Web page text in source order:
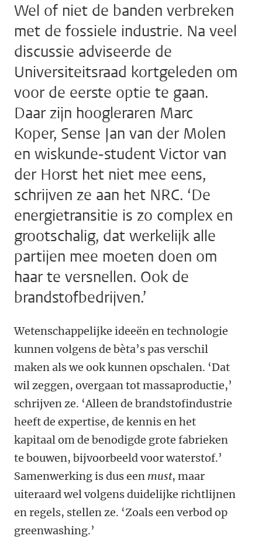
Wel of niet de banden verbreken
met de fossiele industrie. Na veel
discussie adviseerde de
Universiteitsraad kortgeleden om
voor de eerste optie te gaan.
Daar zijn hoogleraren Marc
Koper, Sense Jan van der Molen
en wiskunde-student Victor van
der Horst het niet mee eens,
schrijven ze aan het NRC. ‘De
energietransitie is zo complex en
grootschalig, dat werkelijk alle
partijen mee moeten doen om
haar te versnellen. Ook de
brandstofbedrijven.’
Wetenschappelijke ideeën en technologie
kunnen volgens de bèta’s pas verschil
maken als we ook kunnen opschalen. ‘Dat
wil zeggen, overgaan tot massaproductie,’
schrijven ze. ‘Alleen de brandstofindustrie
heeft de expertise, de kennis en het
kapitaal om de benodigde grote fabrieken
te bouwen, bijvoorbeeld voor waterstof.’
Samenwerking is dus een must, maar
uiteraard wel volgens duidelijke richtlijnen
en regels, stellen ze. ‘Zoals een verbod op
greenwashing.’